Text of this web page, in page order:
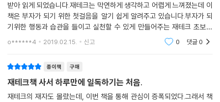
받아 읽게 되었습니다.재테크는 막연하게 생각하고 어렵게 느껴졌는데 이
책은 부자가 되기 위한 첫걸음을 알기 쉽게 알려주고 있습니다.부자가 되
기위한 행동과 습관을 들이고 실천할 수 있게 만들어주는 재테크 초보를
위한 책이다. 일확천금을 노리는 것이 아닌 긴 시간 꾸준히, 인내해서 자산
o******4 2019.02.15. 신고 0 댓글0
종이책 구매
재테크책 사서 하루만에 일독하기는 처음.
재테크의 재자도 몰랐는데, 이번 책을 통해 관심이 증폭되었다.그래서 책